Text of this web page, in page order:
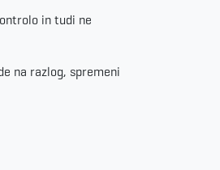
in tudi ne
na razlog, spremeni